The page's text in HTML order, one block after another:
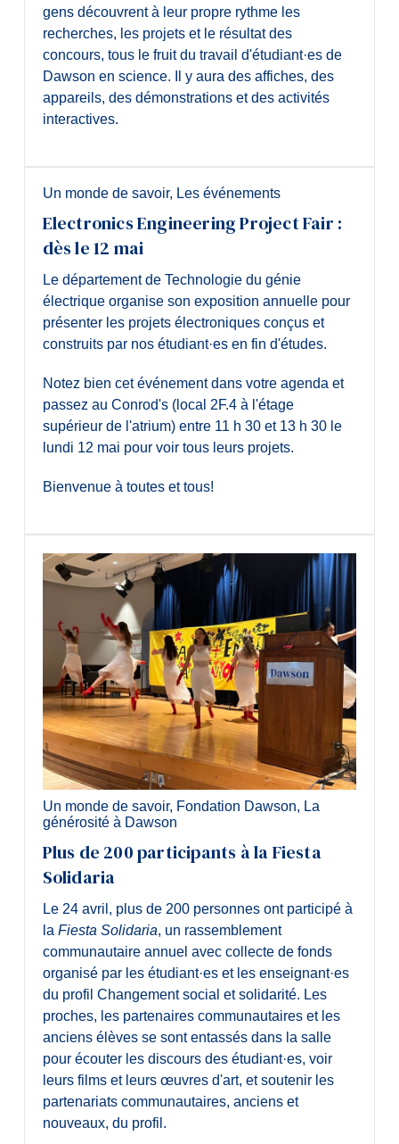
gens découvrent à leur propre rythme les
recherches, les projets et le résultat des
concours, tous le fruit du travail d'étudiant·es de
Dawson en science. Il y aura des affiches, des
appareils, des démonstrations et des activités
interactives.
Un monde de savoir, Les événements
Electronics Engineering Project Fair :
dès le 12 mai
Le département de Technologie du génie
électrique organise son exposition annuelle pour
présenter les projets électroniques conçus et
construits par nos étudiant·es en fin d'études.
Notez bien cet événement dans votre agenda et
passez au Conrod's (local 2F.4 à l'étage
supérieur de l'atrium) entre 11 h 30 et 13 h 30 le
lundi 12 mai pour voir tous leurs projets.
Bienvenue à toutes et tous!
Un monde de savoir, Fondation Dawson, La
générosité à Dawson
Plus de 200 participants à la Fiesta
Solidaria
Le 24 avril, plus de 200 personnes ont participé à
la Fiesta Solidaria, un rassemblement
communautaire annuel avec collecte de fonds
organisé par les étudiant·es et les enseignant·es
du profil Changement social et solidarité. Les
proches, les partenaires communautaires et les
anciens élèves se sont entassés dans la salle
pour écouter les discours des étudiant·es, voir
leurs films et leurs œuvres d'art, et soutenir les
partenariats communautaires, anciens et
nouveaux, du profil.